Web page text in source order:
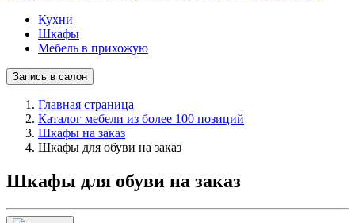
Кухни
Шкафы
Мебель в прихожую
Запись в салон
Главная страница
Каталог мебели из более 100 позиций
Шкафы на заказ
Шкафы для обуви на заказ
Шкафы для обуви на заказ